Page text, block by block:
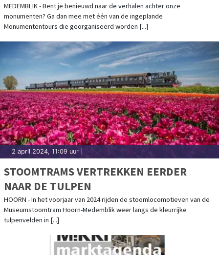
MEDEMBLIK - Bent je benieuwd naar de verhalen achter onze
monumenten? Ga dan mee met één van de ingeplande
Monumententours die georganiseerd worden [...]
2 april 2024, 11:09 uur
STOOMTRAMS VERTREKKEN EERDER
NAAR DE TULPEN
HOORN - In het voorjaar van 2024 rijden de stoomlocomotieven van de
Museumstoomtram Hoorn-Medemblik weer langs de kleurrijke
tulpenvelden in [...]